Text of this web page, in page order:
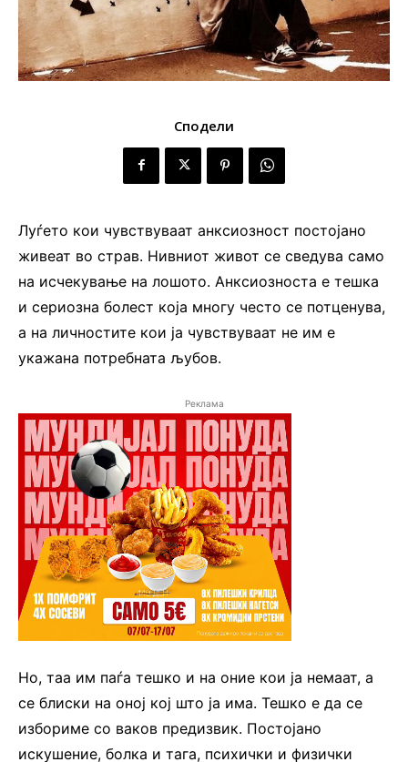
Сподели
Луѓето кои чувствуваат анксиозност постојано
живеат во страв. Нивниот живот се сведува само
на исчекување на лошото. Анксиозноста е тешка
и сериозна болест која многу често се потценува,
а на личностите кои ја чувствуваат не им е
укажана потребната љубов.
Реклама
Но, таа им паѓа тешко и на оние кои ја немаат, а
се блиски на оној кој што ја има. Тешко е да се
избориме со ваков предизвик. Постојано
искушение, болка и тага, психички и физички